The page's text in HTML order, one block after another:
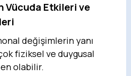
Vücuda Etkileri ve
değişimlerin yanı
fiziksel ve duygusal
olabilir.